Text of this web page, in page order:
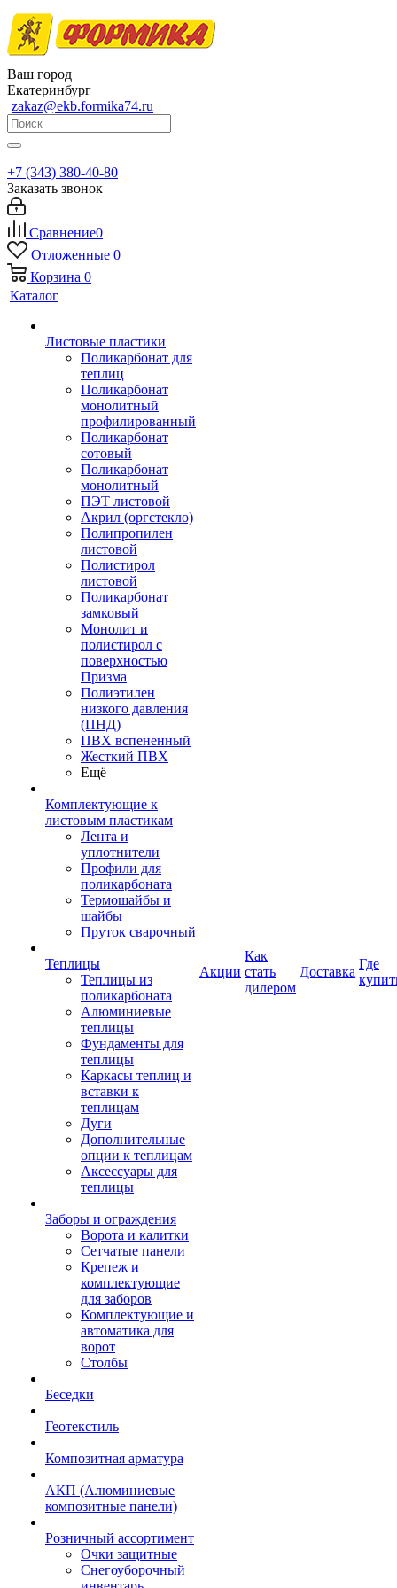
Ваш город
Екатеринбург
zakaz@ekb.formika74.ru
+7 (343) 380-40-80
Заказать звонок
Сравнение0
Отложенные 0
Корзина 0
Каталог
Листовые пластики
Поликарбонат для
теплиц
Поликарбонат
монолитный
профилированный
Поликарбонат
сотовый
Поликарбонат
монолитный
ПЭТ листовой
Акрил (оргстекло)
Полипропилен
листовой
Полистирол
листовой
Поликарбонат
замковый
Монолит и
полистирол с
поверхностью
Призма
Полиэтилен
низкого давления
(ПНД)
ПВХ вспененный
Жесткий ПВХ
Ещё
Комплектующие к
листовым пластикам
Лента и
уплотнители
Профили для
поликарбоната
Термошайбы и
шайбы
Пруток сварочный
Теплицы
Теплицы из
поликарбоната
Алюминиевые
теплицы
Фундаменты для
теплицы
Каркасы теплиц и
вставки к
теплицам
Дуги
Дополнительные
опции к теплицам
Аксессуары для
теплицы
Заборы и ограждения
Ворота и калитки
Сетчатые панели
Крепеж и
комплектующие
для заборов
Комплектующие и
автоматика для
ворот
Столбы
Беседки
Геотекстиль
Композитная арматура
АКП (Алюминиевые
композитные панели)
Розничный ассортимент
Очки защитные
Снегоуборочный
Акции
Как
стать
дилером
Доставка
Где